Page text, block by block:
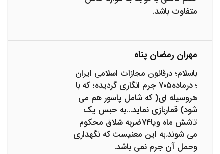
متفاوت باشد.
مهران رمضان پناه
باسلام؛ درقانون مجازات اسلامی ایران
؛ درماده۷۰۵ جرم انگاری گردیده؛ که با
هروسیله ای( که شامل پاسور هم می
شود) قماربازی نماید...به حبس یک
تاشش ماه ویا۷۴ضربه شلاق محکوم
می شوند.به این معنیست که نگهداری
وحمل آن جرم نمی باشد.